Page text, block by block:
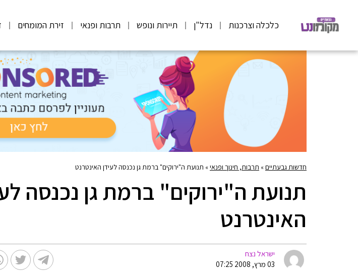
כלכלה וצרכנות נדל"ן תיירות ונופש תרבות ופנאי זירת המומחים
חדשות גבעתיים» תרבות, חינוך ופנאי» תנועת ה"ירוקים" ברמת גן נכנסה לעידן האינטרנט
תנועת ה"ירוקים" ברמת גן נכנסה
האינטרנט
ישראל נצח
03 מרץ, 2008 07:25